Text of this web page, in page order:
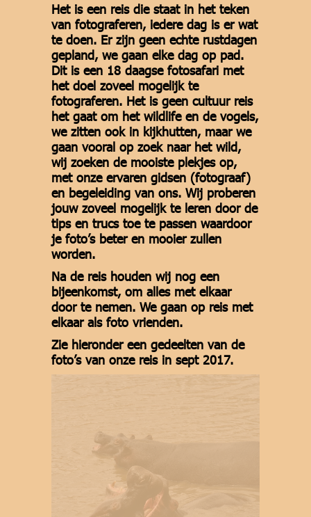
Het is een reis die staat in het teken
van fotograferen, iedere dag is er wat
te doen. Er zijn geen echte rustdagen
gepland, we gaan elke dag op pad.
Dit is een 18 daagse fotosafari met
het doel zoveel mogelijk te
fotograferen. Het is geen cultuur reis
het gaat om het wildlife en de vogels,
we zitten ook in kijkhutten, maar we
gaan vooral op zoek naar het wild,
wij zoeken de mooiste plekjes op,
met onze ervaren gidsen (fotograaf)
en begeleiding van ons. Wij proberen
jouw zoveel mogelijk te leren door de
tips en trucs toe te passen waardoor
je foto’s beter en mooier zullen
worden.
Na de reis houden wij nog een
bijeenkomst, om alles met elkaar
door te nemen. We gaan op reis met
elkaar als foto vrienden.
Zie hieronder een gedeelten van de
foto’s van onze reis in sept 2017.